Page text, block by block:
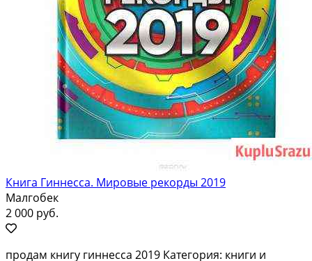
Книга Гиннесса. Мировые рекорды 2019
Малгобек
2 000 руб.
продам книгу гиннесса 2019 Категория: книги и